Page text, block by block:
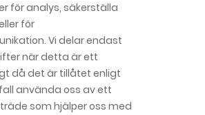
för analys, säkerställa
för
Vi delar endast
när detta är ett
då det är tillåtet enligt
använda oss av ett
som hjälper oss med